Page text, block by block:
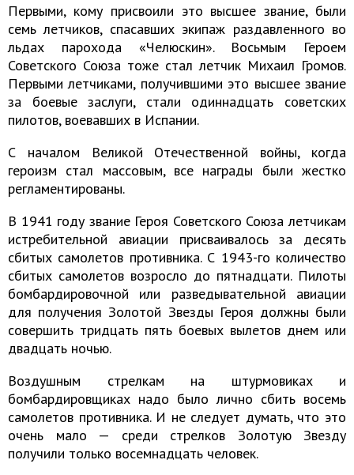
Первыми, кому присвоили это высшее звание, были
семь летчиков, спасавших экипаж раздавленного во
льдах парохода «Челюскин». Восьмым Героем
Советского Союза тоже стал летчик Михаил Громов.
Первыми летчиками, получившими это высшее звание
за боевые заслуги, стали одиннадцать советских
пилотов, воевавших в Испании.
С началом Великой Отечественной войны, когда
героизм стал массовым, все награды были жестко
регламентированы.
В 1941 году звание Героя Советского Союза летчикам
истребительной авиации присваивалось за десять
сбитых самолетов противника. С 1943-го количество
сбитых самолетов возросло до пятнадцати. Пилоты
бомбардировочной или разведывательной авиации
для получения Золотой Звезды Героя должны были
совершить тридцать пять боевых вылетов днем или
двадцать ночью.
Воздушным стрелкам на штурмовиках и
бомбардировщиках надо было лично сбить восемь
самолетов противника. И не следует думать, что это
очень мало — среди стрелков Золотую Звезду
получили только восемнадцать человек.